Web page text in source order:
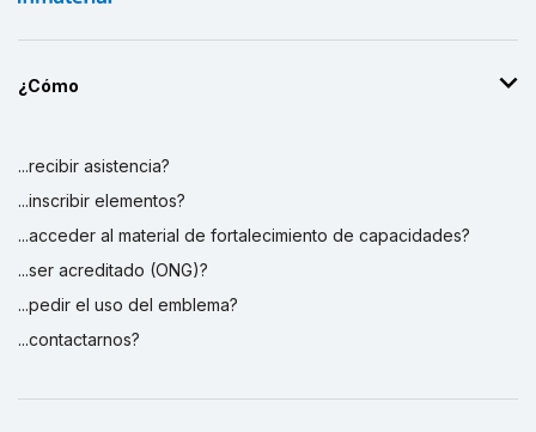
¿Cómo
...recibir asistencia?
...inscribir elementos?
...acceder al material de fortalecimiento de capacidades?
...ser acreditado (ONG)?
...pedir el uso del emblema?
...contactarnos?